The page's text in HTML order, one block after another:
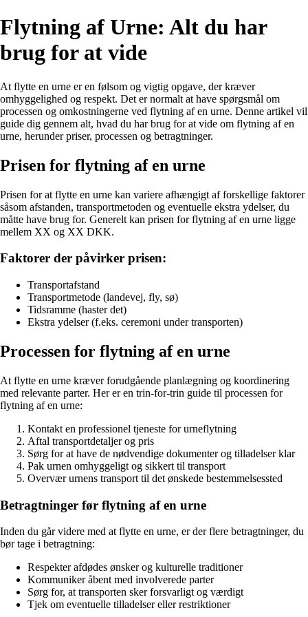
Flytning af Urne: Alt du har
brug for at vide
At flytte en urne er en følsom og vigtig opgave, der kræver
omhyggelighed og respekt. Det er normalt at have spørgsmål om
processen og omkostningerne ved flytning af en urne. Denne artikel vil
guide dig gennem alt, hvad du har brug for at vide om flytning af en
urne, herunder priser, processen og betragtninger.
Prisen for flytning af en urne
Prisen for at flytte en urne kan variere afhængigt af forskellige faktorer
såsom afstanden, transportmetoden og eventuelle ekstra ydelser, du
måtte have brug for. Generelt kan prisen for flytning af en urne ligge
mellem XX og XX DKK.
Faktorer der påvirker prisen:
Transportafstand
Transportmetode (landevej, fly, sø)
Tidsramme (haster det)
Ekstra ydelser (f.eks. ceremoni under transporten)
Processen for flytning af en urne
At flytte en urne kræver forudgående planlægning og koordinering
med relevante parter. Her er en trin-for-trin guide til processen for
flytning af en urne:
Kontakt en professionel tjeneste for urneflytning
Aftal transportdetaljer og pris
Sørg for at have de nødvendige dokumenter og tilladelser klar
Pak urnen omhyggeligt og sikkert til transport
Overvær urnens transport til det ønskede bestemmelsessted
Betragtninger før flytning af en urne
Inden du går videre med at flytte en urne, er der flere betragtninger, du
bør tage i betragtning:
Respekter afdødes ønsker og kulturelle traditioner
Kommuniker åbent med involverede parter
Sørg for, at transporten sker forsvarligt og værdigt
Tjek om eventuelle tilladelser eller restriktioner